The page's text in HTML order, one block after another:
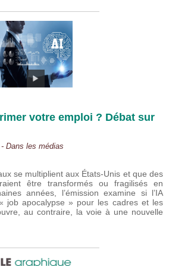
votre emploi ? Débat sur
- Dans les médias
se multiplient aux États-Unis et que des
être transformés ou fragilisés en
années, l’émission examine si l’IA
job apocalypse » pour les cadres et les
au contraire, la voie à une nouvelle